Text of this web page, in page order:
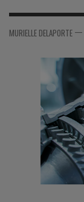
MURIELLE DELAPORTE —